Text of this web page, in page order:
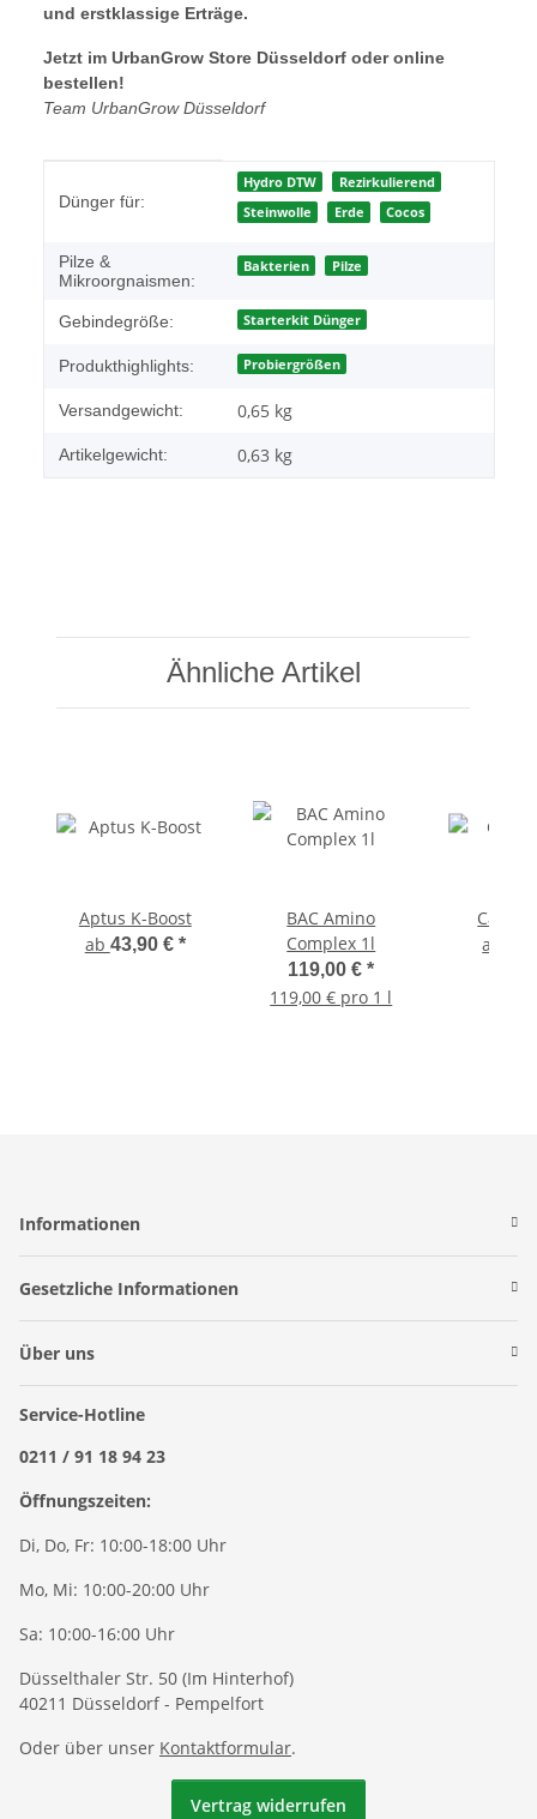
und erstklassige Erträge.
Jetzt im UrbanGrow Store Düsseldorf oder online
bestellen!
Team UrbanGrow Düsseldorf
Dünger für:
Hydro DTW
Rezirkulierend
Steinwolle
Erde Cocos
Pilze &
Mikroorgnaismen:
Bakterien Pilze
Gebindegröße: Starterkit Dünger
Produkthighlights: Probiergrößen
Versandgewicht: 0,65 kg
Artikelgewicht: 0,63 kg
Ähnliche Artikel
Aptus K-Boost
ab 43,90 € *
BAC Amino
Complex 1l
119,00 €*
119,00 € pro 1 l
Canna
ab
Informationen
Gesetzliche Informationen
Über uns
Service-Hotline
0211 / 91 18 94 23
Öffnungszeiten:
Di, Do, Fr: 10:00-18:00 Uhr
Mo, Mi: 10:00-20:00 Uhr
Sa: 10:00-16:00 Uhr
Düsselthaler Str. 50 (Im Hinterhof)
40211 Düsseldorf - Pempelfort
Oder über unser Kontaktformular.
Vertrag widerrufen